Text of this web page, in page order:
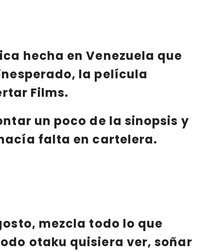
hecha en Venezuela que
la película
Films.
un poco de la sinopsis y
falta en cartelera.
, mezcla todo lo que
otaku quisiera ver, soñar